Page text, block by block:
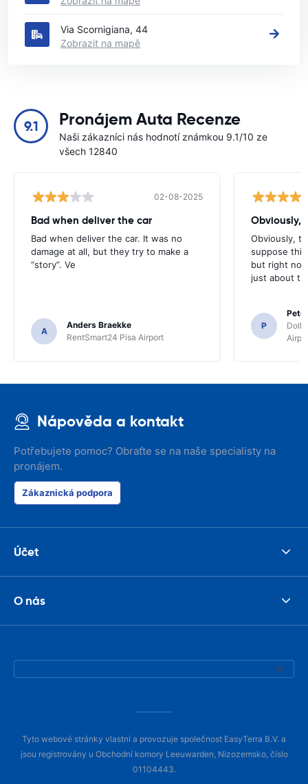
Via Scornigiana, 44
Zobrazit na mapě
9.1 Pronájem Auta Recenze
Naši zákazníci nás hodnotí známkou 9.1/10 ze
všech 12840
02-08-2025
Bad when deliver the car
Bad when deliver the car. It was no
damage at all, but they try to make a
“story”. Ve
A
Anders Braekke
RentSmart24 Pisa Airport
Obviously,
Obviously,
suppose
but right
just about
P
Nápověda a kontakt
Potřebujete pomoc? Obraťte se na naše specialisty na
pronájem.
Zákaznická podpora
Účet
O nás
Tyto webové stránky vlastní a provozuje společnost EasyTerra B.V. a
jsou registrovány u Obchodní komory Leeuwarden, Nizozemsko, číslo
01104443.